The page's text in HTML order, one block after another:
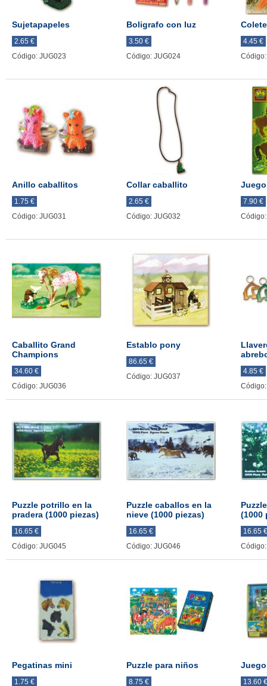
Sujetapapeles
2.65 €
Código: JUG023
Boligrafo con luz
3.50 €
Código: JUG024
4.45 €
Anillo caballitos
1.75 €
Código: JUG031
Collar caballito
2.65 €
Código: JUG032
7.90 €
Caballito Grand
Champions
34.60 €
Código: JUG036
Establo pony
86.65 €
Código: JUG037
4.85 €
Puzzle potrillo en la
pradera (1000 piezas)
16.65 €
Código: JUG045
Puzzle caballos en la
nieve (1000 piezas)
16.65 €
Código: JUG046
(1000
16.65 €
Pegatinas mini
1.75 €
Puzzle para niños
8.75 € 13.60 €